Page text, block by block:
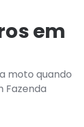
em
moto quando
Fazenda